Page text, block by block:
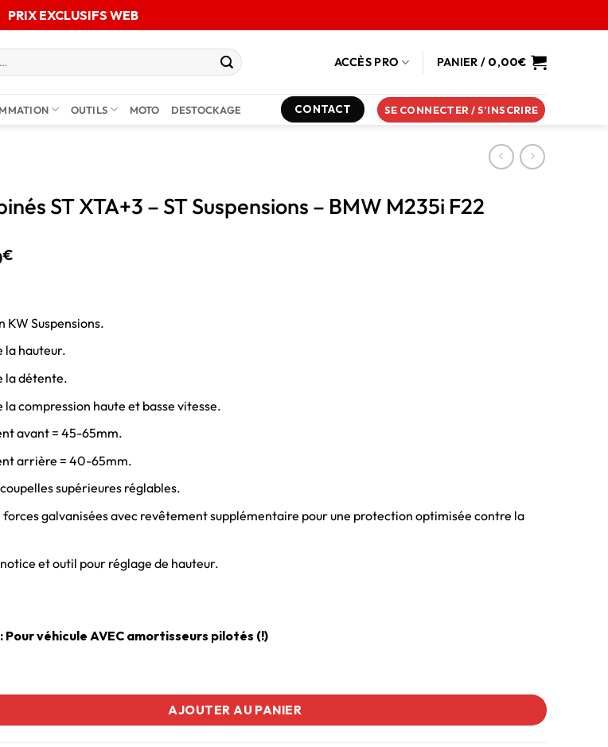
PRIX EXCLUSIFS WEB
ACCÈS PRO PANIER / 0,00€
OUTILS MOTO DESTOCKAGE CONTACT SE CONNECTER / S’INSCRIRE
ST XTA+3 – ST Suspensions – BMW M235i F22
€
KW Suspensions.
la hauteur.
la détente.
la compression haute et basse vitesse.
avant = 45-65mm.
arrière = 40-65mm.
supérieures réglables.
forces galvanisées avec revêtement supplémentaire pour une protection optimisée contre la
et outil pour réglage de hauteur.
Pour véhicule AVEC amortisseurs pilotés (!)
AJOUTER AU PANIER